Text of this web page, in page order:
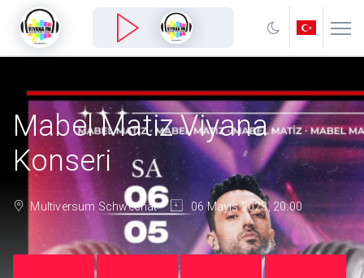
Mabel Matiz Viyana
Konseri
Multiversum Schwechat 06 Mayıs 2023, 20:00